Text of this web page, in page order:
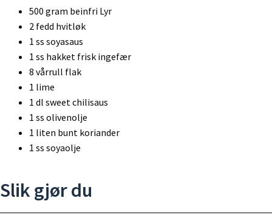
500 gram beinfri Lyr
2 fedd hvitløk
1 ss soyasaus
1 ss hakket frisk ingefær
8 vårrull flak
1 lime
1 dl sweet chilisaus
1 ss olivenolje
1 liten bunt koriander
1 ss soyaolje
Slik gjør du